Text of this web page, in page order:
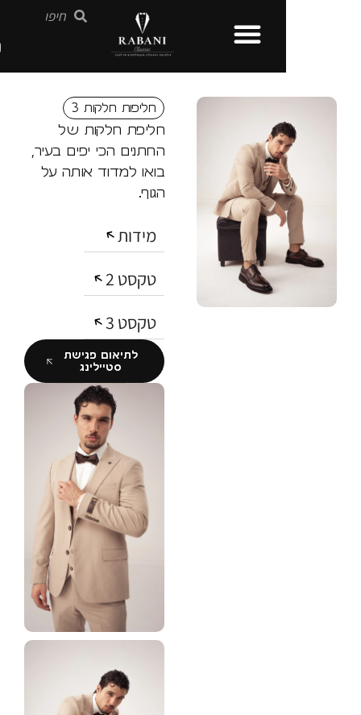
חליפות חלקות 3
חליפת חלקות של
החתנים הכי יפים בעיר,
בואו למדוד אותה על
הגוף.
מידות
לתיאום פגישת
סטיילינג